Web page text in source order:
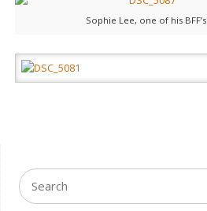
Sophie Lee, one of his BFF’s